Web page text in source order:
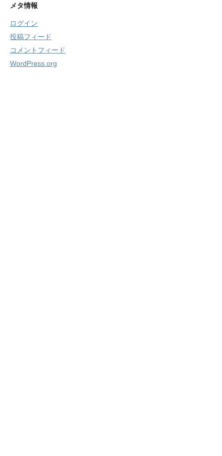
メタ情報
ログイン
投稿フィード
コメントフィード
WordPress.org